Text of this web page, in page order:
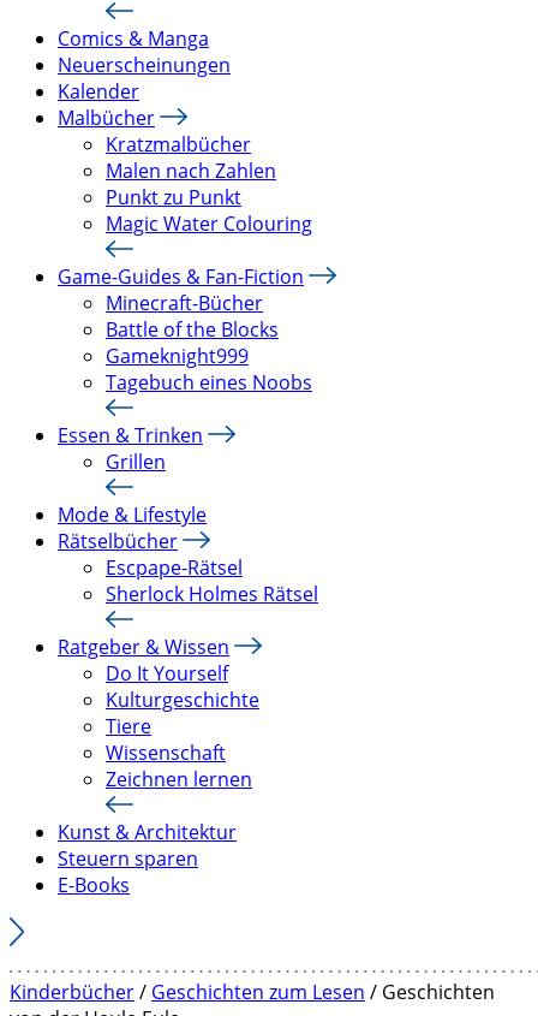
Comics & Manga
Neuerscheinungen
Kalender
Malbücher
Kratzmalbücher
Malen nach Zahlen
Punkt zu Punkt
Magic Water Colouring
Game-Guides & Fan-Fiction
Minecraft-Bücher
Battle of the Blocks
Gameknight999
Tagebuch eines Noobs
Essen & Trinken
Grillen
Mode & Lifestyle
Rätselbücher
Escpape-Rätsel
Sherlock Holmes Rätsel
Ratgeber & Wissen
Do It Yourself
Kulturgeschichte
Tiere
Wissenschaft
Zeichnen lernen
Kunst & Architektur
Steuern sparen
E-Books
Kinderbücher/ Geschichten zum Lesen / Geschichten